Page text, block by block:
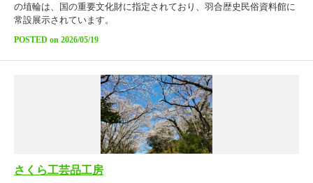
の埴輪は、国の重要文化財に指定されており、羽合歴史民俗資料館に
常設展示されています。
POSTED on 2026/05/19
さくら工芸品工房